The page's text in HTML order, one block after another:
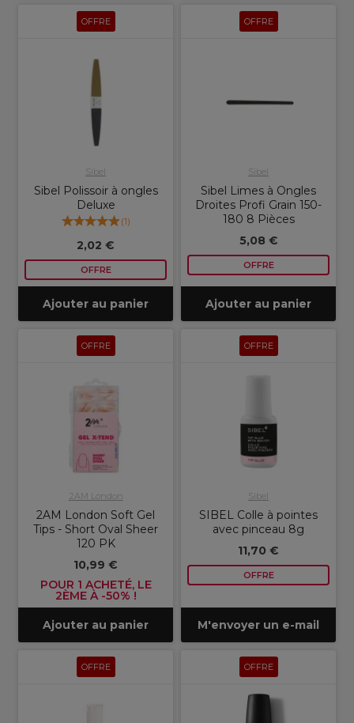
OFFRE
Sibel
Sibel Polissoir à ongles
Deluxe
(1)
2,02 €
OFFRE
Ajouter au panier
OFFRE
Sibel
Sibel Limes à Ongles
Droites Profi Grain 150-
180 8 Pièces
5,08 €
OFFRE
Ajouter au panier
OFFRE
2AM London
2AM London Soft Gel
Tips - Short Oval Sheer
120 PK
10,99 €
POUR 1 ACHETÉ, LE
2ÈME À -50% !
Ajouter au panier
OFFRE
Sibel
SIBEL Colle à pointes
avec pinceau 8g
11,70 €
OFFRE
M'envoyer un e-mail
OFFRE OFFRE